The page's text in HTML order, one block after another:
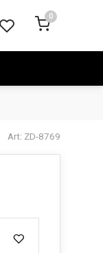
0
Art: ZD-8769